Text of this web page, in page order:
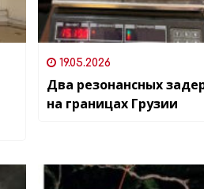
19.05.2026
Два резонансных
на границах Грузии